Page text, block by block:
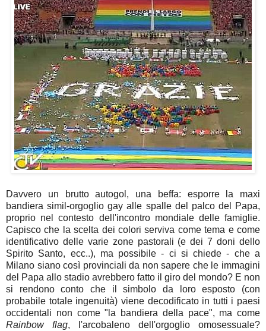
Davvero un brutto autogol, una beffa: esporre la maxi
bandiera simil-orgoglio gay alle spalle del palco del Papa,
proprio nel contesto dell'incontro mondiale delle famiglie.
Capisco che la scelta dei colori serviva come tema e come
identificativo delle varie zone pastorali (e dei 7 doni dello
Spirito Santo, ecc..), ma possibile - ci si chiede - che a
Milano siano così provinciali da non sapere che le immagini
del Papa allo stadio avrebbero fatto il giro del mondo? E non
si rendono conto che il simbolo da loro esposto (con
probabile totale ingenuità) viene decodificato in tutti i paesi
occidentali non come "la bandiera della pace", ma come
Rainbow flag, l'arcobaleno dell'orgoglio omosessuale?